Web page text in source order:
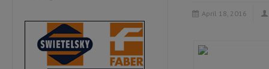
April 18, 2016